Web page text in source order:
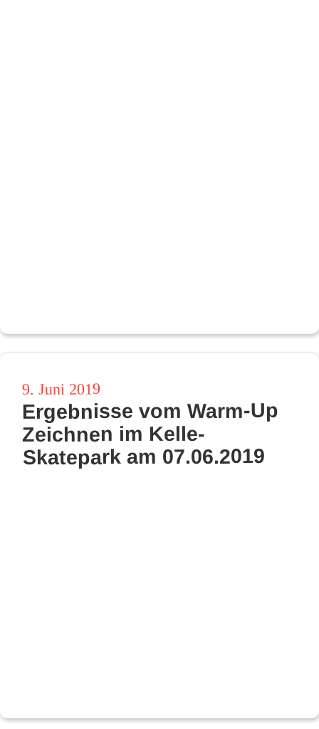
Veröffentlicht
am
9. Juni 2019
Ergebnisse vom Warm-Up
Zeichnen im Kelle-
Skatepark am 07.06.2019